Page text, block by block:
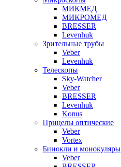
МИКМЕД
МИКРОМЕД
BRESSER
Levenhuk
Зрительные трубы
Veber
Levenhuk
Телескопы
Sky-Watcher
Veber
BRESSER
Levenhuk
Konus
Прицелы оптические
Veber
Vortex
Бинокли и монокуляры
Veber